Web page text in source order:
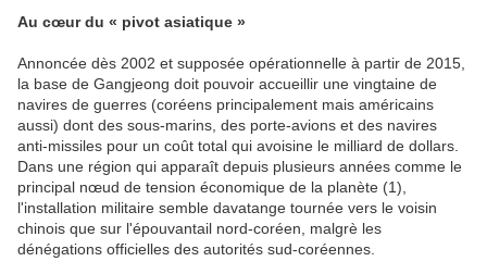
Au cœur du « pivot asiatique »
Annoncée dès 2002 et supposée opérationnelle à partir de 2015,
la base de Gangjeong doit pouvoir accueillir une vingtaine de
navires de guerres (coréens principalement mais américains
aussi) dont des sous-marins, des porte-avions et des navires
anti-missiles pour un coût total qui avoisine le milliard de dollars.
Dans une région qui apparaît depuis plusieurs années comme le
principal nœud de tension économique de la planète (1),
l'installation militaire semble davatange tournée vers le voisin
chinois que sur l'épouvantail nord-coréen, malgrè les
dénégations officielles des autorités sud-coréennes.